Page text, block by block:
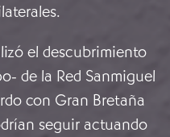
el descubrimiento
de la Red Sanmiguel
con Gran Bretaña
seguir actuando